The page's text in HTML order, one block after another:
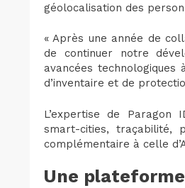
géolocalisation des
« Après une année de
de continuer notre
avancées
d’inventaire et de
L’expertise de Paragon
smart-cities,
complémentaire à celle
Une